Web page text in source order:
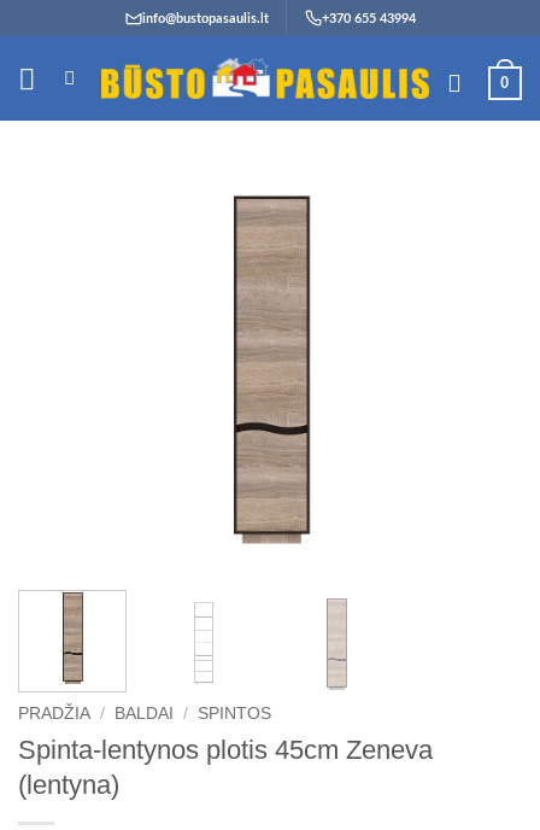
content
info@bustopasaulis.lt +370 655 43994
0
PRADŽIA / BALDAI / SPINTOS
Spinta-lentynos plotis 45cm Zeneva
(lentyna)